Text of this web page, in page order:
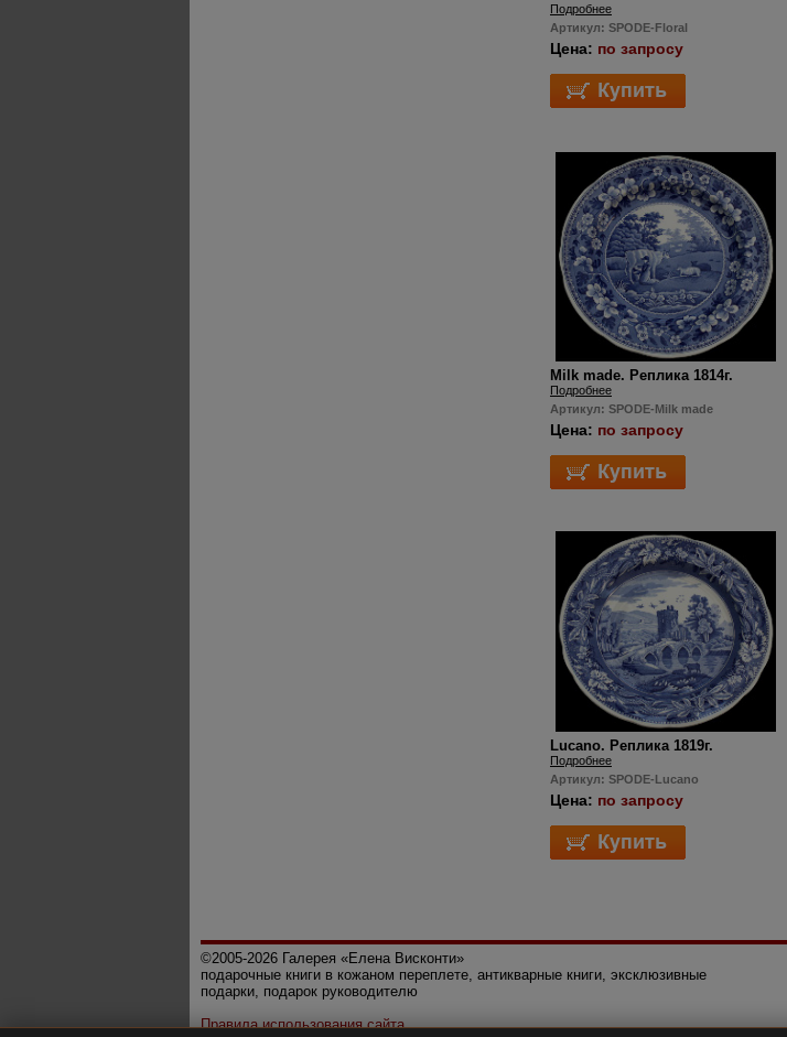
Подробнее
Артикул: SPODE-Floral
Цена: по запросу
Milk made. Реплика 1814г.
Подробнее
Артикул: SPODE-Milk made
Цена: по запросу
Lucano. Реплика 1819г.
Подробнее
Артикул: SPODE-Lucano
Цена: по запросу
©2005-2026 Галерея «Елена Висконти»
подарочные книги в кожаном переплете, антикварные книги, эксклюзивные
подарки, подарок руководителю
Правила использования сайта